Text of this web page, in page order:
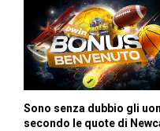
Sono senza dubbio gli
secondo le quote di